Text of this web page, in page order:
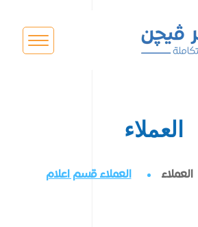
العملاء
العملاء العملاء قسم اعلام